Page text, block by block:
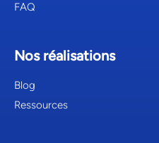
FAQ
Nos réalisations
Blog
Ressources